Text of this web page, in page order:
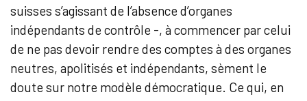
suisses s’agissant de l’absence d’organes
indépendants de contrôle -, à commencer par celui
de ne pas devoir rendre des comptes à des organes
neutres, apolitisés et indépendants, sèment le
doute sur notre modèle démocratique. Ce qui, en